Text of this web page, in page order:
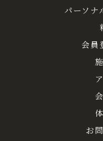
パーソナ
会員
お